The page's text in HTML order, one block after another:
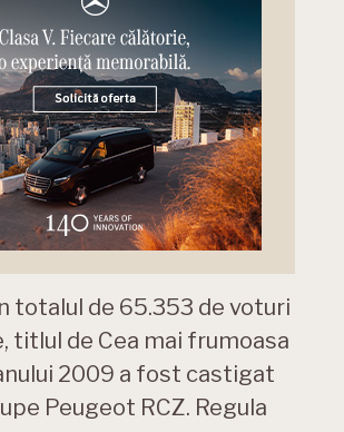
totalul de 65.353 de voturi
titlul de Cea mai frumoasa
2009 a fost castigat
Peugeot RCZ. Regula